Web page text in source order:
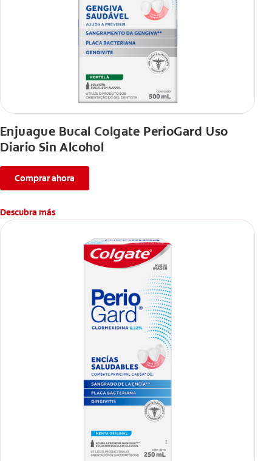
Enjuague Bucal Colgate PerioGard Uso
Diario Sin Alcohol
Comprar ahora
Descubra más